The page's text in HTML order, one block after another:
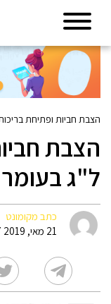
הצבת חביות ופתיחת
הצבת
ל"ג
כתב מקומונט
21 מאי, 2019 15:17